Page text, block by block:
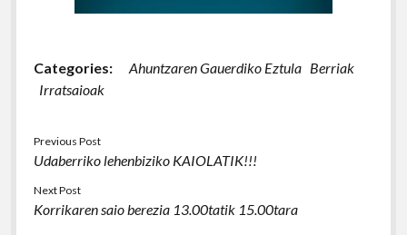
Categories: Ahuntzaren Gauerdiko Eztula Berriak
Irratsaioak
Previous Post
Udaberriko lehenbiziko KAIOLATIK!!!
Next Post
Korrikaren saio berezia 13.00tatik 15.00tara